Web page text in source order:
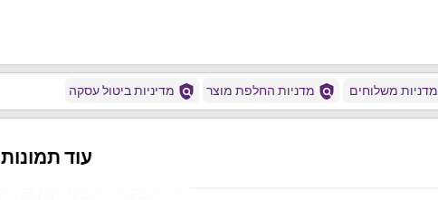
מדניות משלוחים policy מדניות החלפת מוצר policy מדיניות ביטול עסקה
עוד